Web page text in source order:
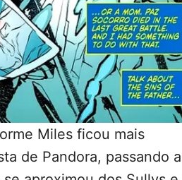
Miles ficou mais
de Pandora, passando a